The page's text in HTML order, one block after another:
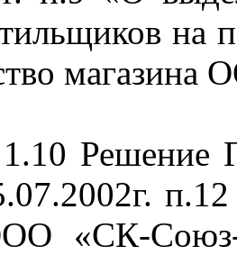
на
1.10 Решение
«СК-Союз-